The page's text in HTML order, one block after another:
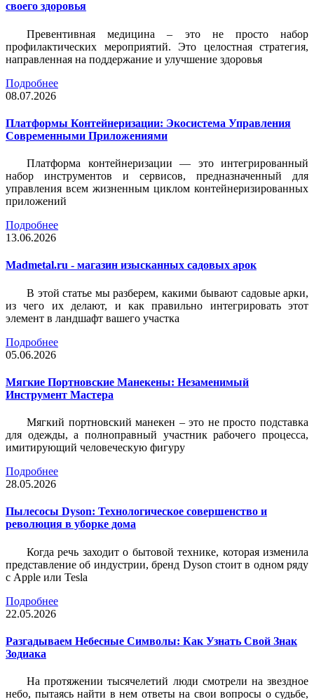
своего здоровья
Превентивная медицина – это не просто набор
профилактических мероприятий. Это целостная стратегия,
направленная на поддержание и улучшение здоровья
Подробнее
08.07.2026
Платформы Контейнеризации: Экосистема Управления
Современными Приложениями
Платформа контейнеризации — это интегрированный
набор инструментов и сервисов, предназначенный для
управления всем жизненным циклом контейнеризированных
приложений
Подробнее
13.06.2026
Madmetal.ru - магазин изысканных садовых арок
В этой статье мы разберем, какими бывают садовые арки,
из чего их делают, и как правильно интегрировать этот
элемент в ландшафт вашего участка
Подробнее
05.06.2026
Мягкие Портновские Манекены: Незаменимый
Инструмент Мастера
Мягкий портновский манекен – это не просто подставка
для одежды, а полноправный участник рабочего процесса,
имитирующий человеческую фигуру
Подробнее
28.05.2026
Пылесосы Dyson: Технологическое совершенство и
революция в уборке дома
Когда речь заходит о бытовой технике, которая изменила
представление об индустрии, бренд Dyson стоит в одном ряду
с Apple или Tesla
Подробнее
22.05.2026
Разгадываем Небесные Символы: Как Узнать Свой Знак
Зодиака
На протяжении тысячелетий люди смотрели на звездное
небо, пытаясь найти в нем ответы на свои вопросы о судьбе,